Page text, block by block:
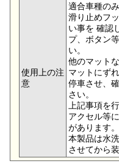
使用上の注
意
適合車種の
滑り止めフ
い事を 確認
プ、ボタン
い。
他のマット
マットにず
停車させ、
さい。
上記事項を
アクセル等
があります。
本製品は水
させてから